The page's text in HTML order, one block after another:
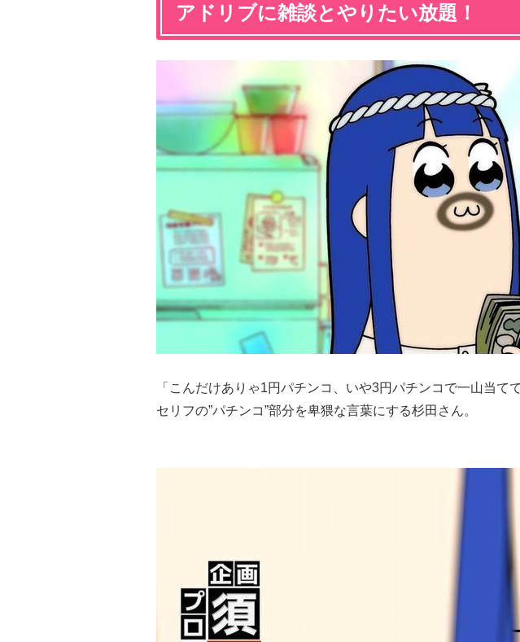
アドリブに雑談とやりたい放題！
「こんだけありゃ1円パチンコ、いや3円パチンコで一山当て
セリフの”パチンコ”部分を卑猥な言葉にする杉田さん。